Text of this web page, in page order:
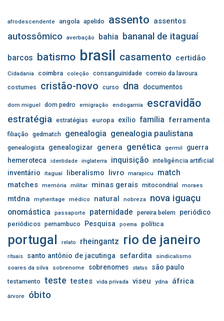
afrodescendente angola apelido assento assentos
autossômico averbação bahia bananal de itaguaí
barcos batismo brasil casamento certidão
Cidadania coimbra coleção consanguinidade correio da lavoura
costumes
cristão-novo curso dna documentos
dom miguel dom pedro emigração endogamia escravidão
estratégia estratégias europa exílio família ferramenta
filiação gedmatch genealogia genealogia paulistana
genealogista genealogizar genera genética germil
guerra
hemeroteca
identidade inglaterra inquisição inteligência artificial
inventário itaguaí liberalismo livro marapicu match
matches memória militar minas gerais mitocondrial moraes
mtdna myheritage médico natural nobreza nova iguaçu
onomástica passaporte paternidade pereira belem periódico
periódicos pernambuco Pesquisa poema política
portugal relato rheingantz rio de janeiro
rituais santo antônio de jacutinga sefardita
sindicalismo
soares da silva
sobrenome sobrenomes status são paulo
testamento teste testes vida privada viseu ydna áfrica
árvore óbito